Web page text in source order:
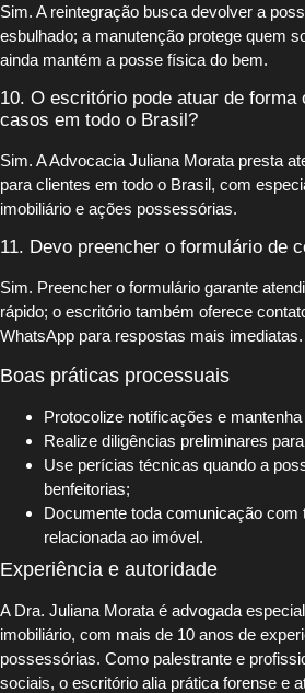
Sim. A reintegração busca devolver a
esbulhado; a manutenção protege quem
ainda mantém a posse física do bem.
10. O escritório pode atuar de forma
casos em todo o Brasil?
Sim. A Advocacia Juliana Morata presta
para clientes em todo o Brasil, com
imobiliário e ações possessórias.
11. Devo preencher o formulário de
Sim. Preencher o formulário garante
rápido; o escritório também oferece
WhatsApp para respostas mais imediatas.
Boas práticas processuais
Protocolize notificações e
Realize diligências preliminares
Use perícias técnicas quando a
benfeitorias;
Documente toda comunicação com
relacionada ao imóvel.
Experiência e autoridade
A Dra. Juliana Morata é advogada
imobiliário, com mais de 10 anos de
possessórias. Como palestrante e
sociais, o escritório alia prática forense e